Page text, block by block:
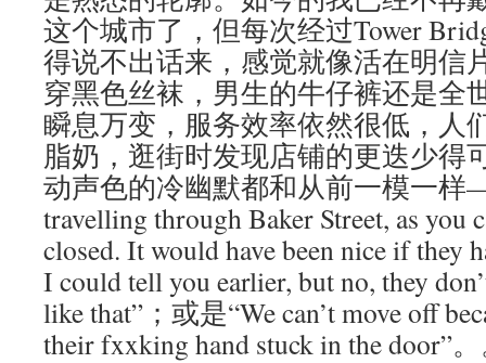
这个城市了，但每次经过Tower
得说不出话来，感觉就像活在明信
穿黑色丝袜，男生的牛仔裤还是全
瞬息万变，服务效率依然很低，人
脂奶，逛街时发现店铺的更迭少得
动声色的冷幽默都和从前一模一样
travelling through Baker Street, as you
closed. It would have been nice if they
I could tell you earlier, but no, they
like that”；或是“We can’t move off
their fxxking hand stuck in the door”